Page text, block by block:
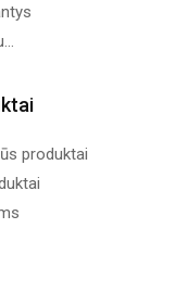
produktai